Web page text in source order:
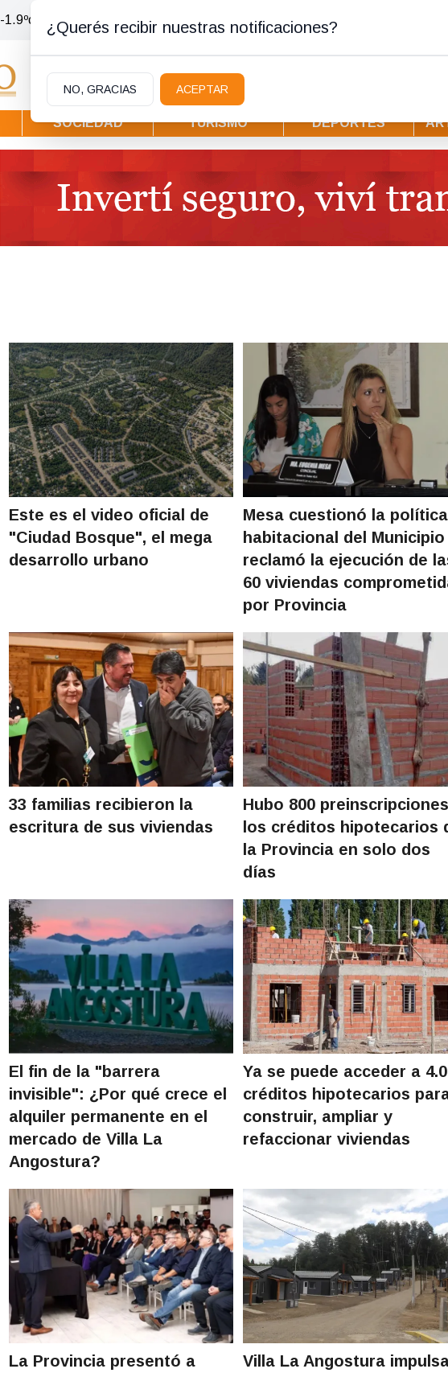
-1.9ºc | Villa la Angostura
SOCIEDAD TURISMO DEPORTES
Este es el video oficial de
"Ciudad Bosque", el mega
desarrollo urbano
Mesa cuestionó la política
habitacional del Municipio
reclamó la ejecución de
60 viviendas
por Provincia
33 familias recibieron la
escritura de sus viviendas
Hubo 800
los créditos hipotecarios
la Provincia en solo dos
días
El fin de la "barrera
invisible": ¿Por qué crece el
alquiler permanente en el
mercado de Villa La
Angostura?
Ya se puede acceder a
créditos hipotecarios
construir, ampliar y
refaccionar viviendas
La Provincia presentó a
Villa La Angostura
¿Querés recibir nuestras notificaciones?
NO, GRACIAS ACEPTAR